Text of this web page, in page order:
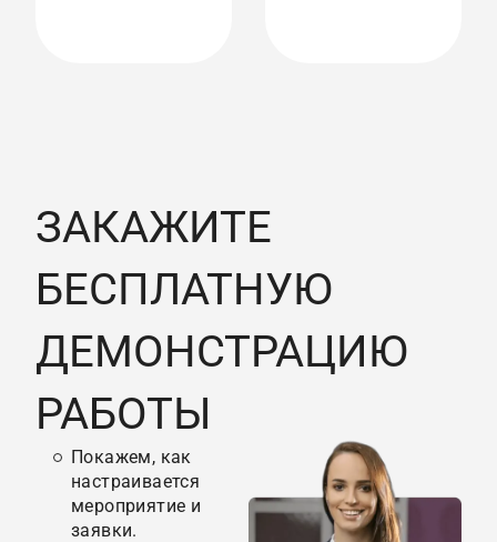
ЗАКАЖИТЕ
БЕСПЛАТНУЮ
ДЕМОНСТРАЦИЮ
РАБОТЫ
Покажем, как
настраивается
мероприятие и
заявки.